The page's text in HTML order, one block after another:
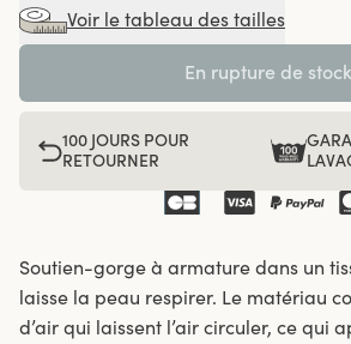
Voir le tableau des tailles
En rupture de stock
100 JOURS POUR
RETOURNER
Soutien-gorge à armature dans un
laisse la peau respirer. Le matériau
d’air qui laissent l’air circuler, ce qui